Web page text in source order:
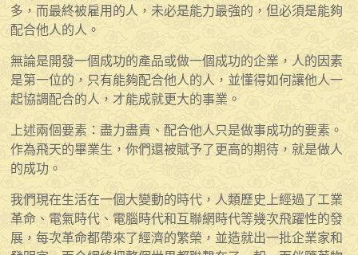
多，而最終被雇用的人，未必是能力最強的，但必須是能夠
配合他人的人。
無論是開發一個成功的產品或做一個成功的企業，人的因素
是第一位的，只有能夠配合他人的人，並懂得如何讓他人一
起協調配合的人，才能成就更大的事業。
上述兩個要素：盡力盡責、配合他人只是做事成功的要素。
作為飛天的畢業生，你們還被賦予了更高的期待，就是做人
的成功。
我們現在生活在一個大變動的時代，人類歷史上經過了工業
革命、電氣時代、電腦時代和互聯網時代等幾次飛躍性的發
展，每次革命都帶來了經濟的繁榮，並造就出一批企業家和